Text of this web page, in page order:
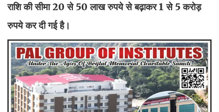
राशि की सीमा 20 से 50 लाख रुपये से बढ़ाकर 1 से 5 करोड़
रुपये कर दी गई है।